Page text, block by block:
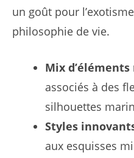
un goût pour
philosophie de vie.
Mix
associés à des
silhouettes
Styles
aux esquisses